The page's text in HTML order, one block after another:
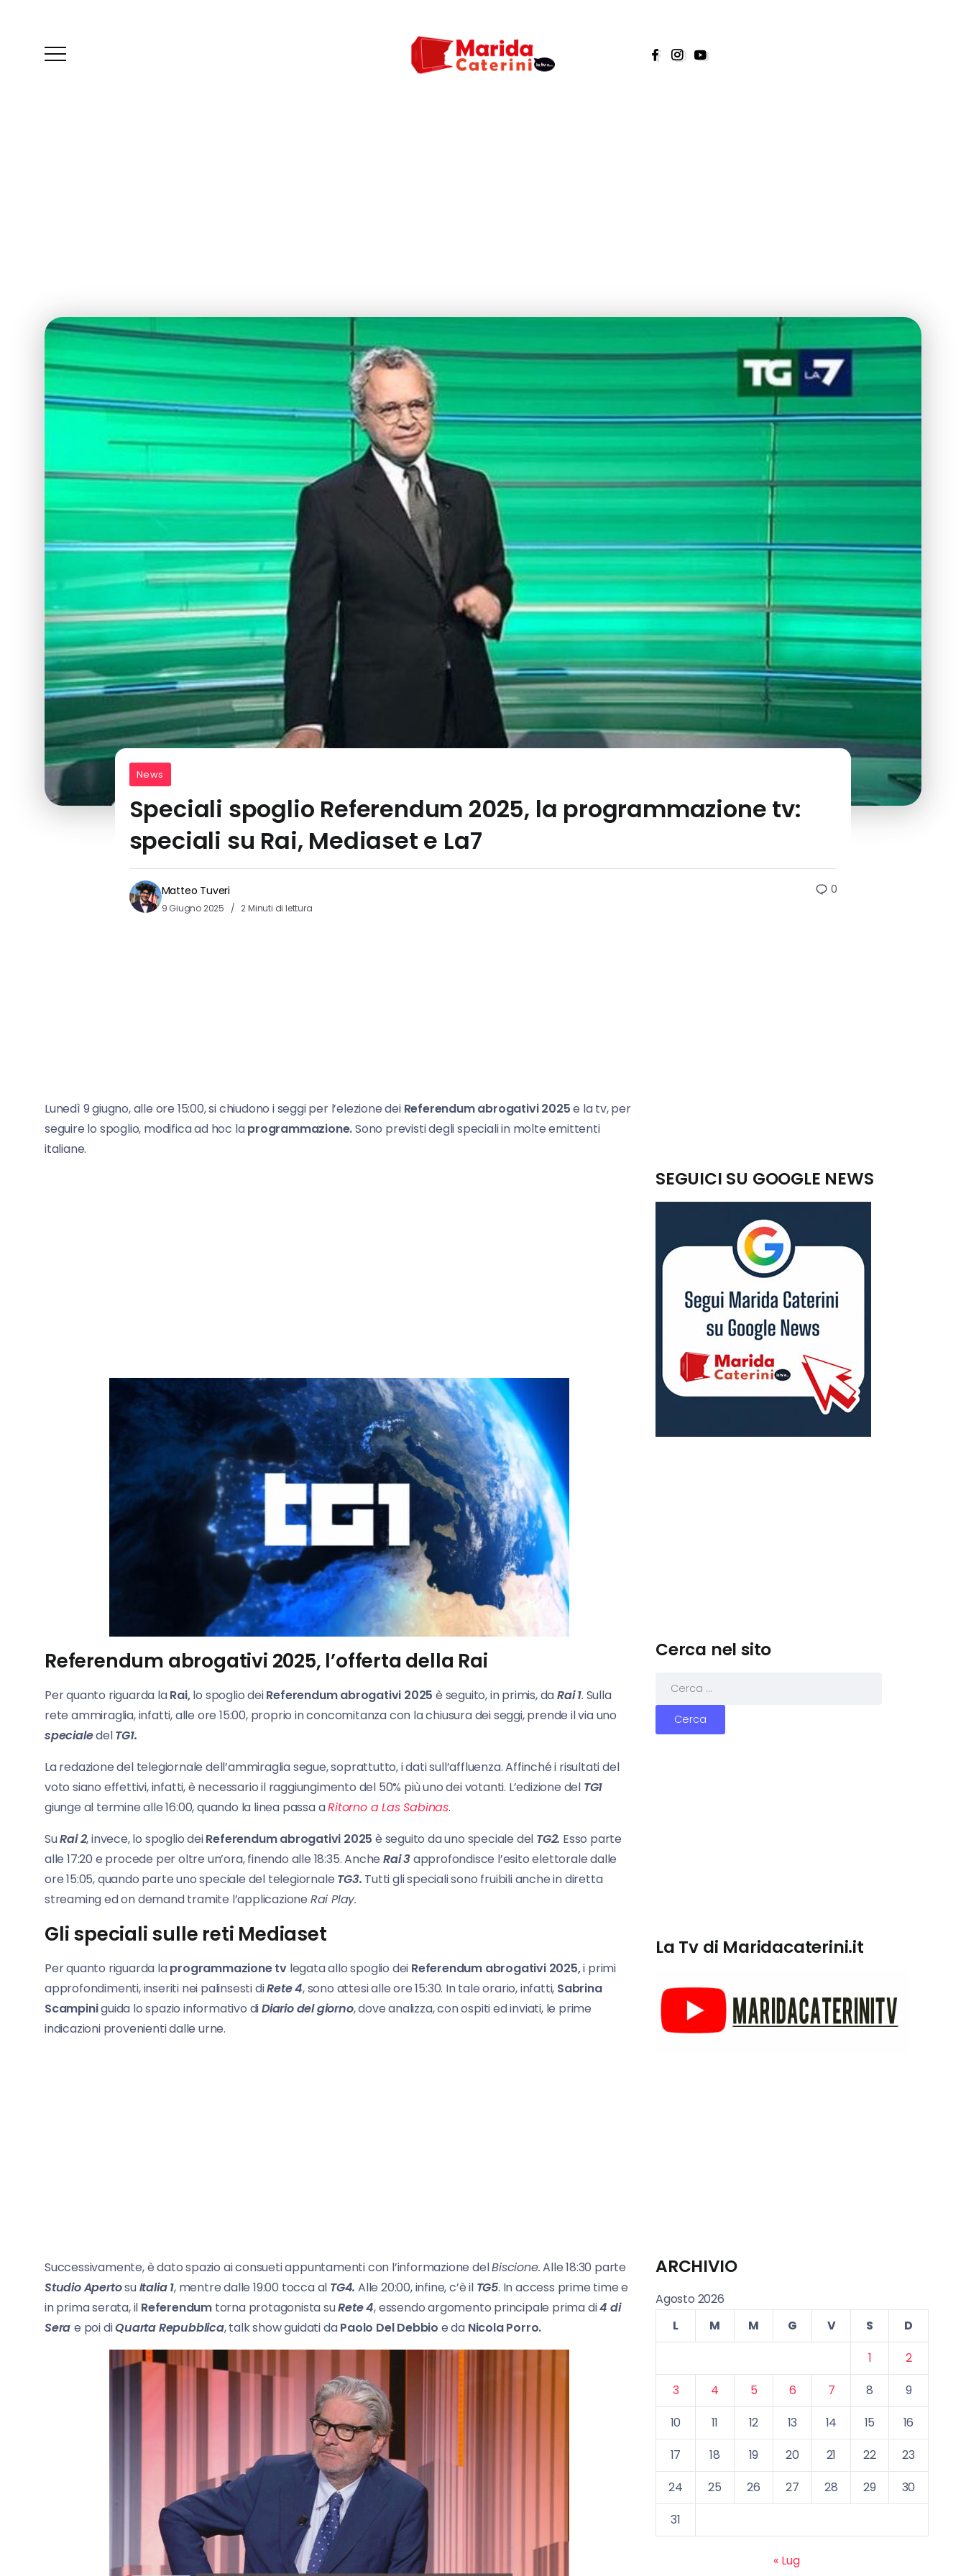
News
Speciali spoglio Referendum 2025, la programmazione tv:
speciali su Rai, Mediaset e La7
Matteo Tuveri
9 Giugno 2025 2 Minuti di lettura
0
Lunedì 9 giugno, alle ore 15:00, si chiudono i seggi per l’elezione dei Referendum abrogativi 2025e la tv, per
seguire lo spoglio, modifica ad hoc laprogrammazione.Sono previsti degli speciali in molte emittenti
italiane.
Referendum abrogativi 2025, l’offerta della Rai
Per quanto riguarda laRai,lo spoglio deiReferendum abrogativi 2025 è seguito, in primis, daRai 1. Sulla
rete ammiraglia, infatti, alle ore 15:00, proprio in concomitanza con la chiusura dei seggi, prende il via uno
specialedelTG1.
La redazione del telegiornale dell’ammiraglia segue, soprattutto, i dati sull’affluenza. Affinché i risultati del
voto siano effettivi, infatti, è necessario il raggiungimento del 50% più uno dei votanti. L’edizione del TG1
giunge al termine alle 16:00, quando la linea passa aRitorno a Las Sabinas.
SuRai 2, invece, lo spoglio deiReferendum abrogativi 2025 è seguito da uno speciale del TG2. Esso parte
alle 17:20 e procede per oltre un’ora, finendo alle 18:35. Anche Rai 3approfondisce l’esito elettorale dalle
ore 15:05, quando parte uno speciale del telegiornale TG3. Tutti gli speciali sono fruibili anche in diretta
streaming ed on demand tramite l’applicazione Rai Play.
Gli speciali sulle reti Mediaset
Per quanto riguarda laprogrammazione tv legata allo spoglio dei Referendum abrogativi 2025,i primi
approfondimenti, inseriti nei palinsesti diRete 4, sono attesi alle ore 15:30. In tale orario, infatti, Sabrina
Scampiniguida lo spazio informativo diDiario del giorno, dove analizza, con ospiti ed inviati, le prime
indicazioni provenienti dalle urne.
Successivamente, è dato spazio ai consueti appuntamenti con l’informazione delBiscione.Alle 18:30 parte
Studio ApertosuItalia 1, mentre dalle 19:00 tocca al TG4. Alle 20:00, infine, c’è ilTG5. In access prime time e
in prima serata, il Referendum torna protagonista suRete 4, essendo argomento principale prima di4 di
Sera e poi diQuarta Repubblica, talk show guidati daPaolo Del Debbio e da Nicola Porro.
SEGUICI SU GOOGLE NEWS
Cerca nel sito
La Tv di Maridacaterini.it
ARCHIVIO
Agosto 2026
L
M M G V S
D
1
2
3
4 5 6 7 8
9
10
11 12 13 14 15
16
17
18 19 20 21 22
23
24
25 26 27 28 29
30
31
« Lug